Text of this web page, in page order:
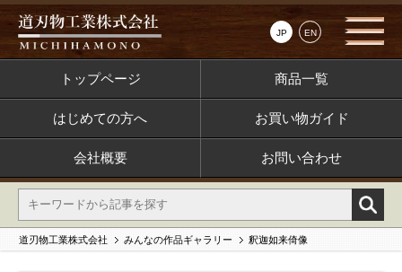
JP EN
トップページ 商品一覧
はじめての方へ お買い物ガイド
会社概要 お問い合わせ
道刃物工業株式会社 みんなの作品ギャラリー 釈迦如来倚像